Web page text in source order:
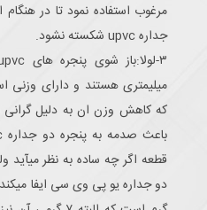
مرغوب استفاده نمود تا در
جداره upvc شکسته نشود.
که کاهش وزن ان به دلیل
قطعه اگر چه ساده به نظر میآید